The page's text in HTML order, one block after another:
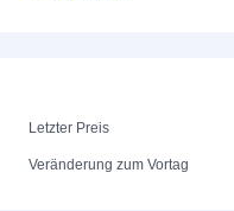
Letzter Preis
Veränderung zum Vortag